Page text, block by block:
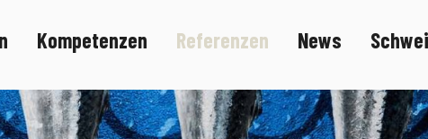
Kompetenzen Referenzen News